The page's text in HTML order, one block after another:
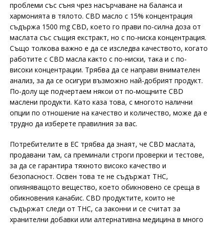
проблеми със съня чрез насърчаване на баланса и
хармонията в тялото. CBD масло с 15% концентрация
съдържа 1500 mg CBD, което го прави по-силна доза от
маслата със същия екстракт, но с по-ниска концентрация.
Също толкова важно е да се изследва качеството, когато
работите с CBD масла както с по-ниски, така и с по-
високи концентрации. Трябва да се направи внимателен
анализ, за да се осигури възможно най-добрият продукт.
По-долу ще подчертаем някои от по-мощните CBD
маслени продукти. Като каза това, с многото налични
опции по отношение на качество и количество, може да е
трудно да изберете правилния за вас.
Потребителите в ЕС трябва да знаят, че CBD маслата,
продавани там, са преминали строги проверки и тестове,
за да се гарантира тяхното високо качество и
безопасност. Освен това те не съдържат THC,
опияняващото вещество, което обикновено се среща в
обикновения канабис. CBD продуктите, които не
съдържат следи от THC, са законни и се считат за
хранителни добавки или алтернативна медицина в много